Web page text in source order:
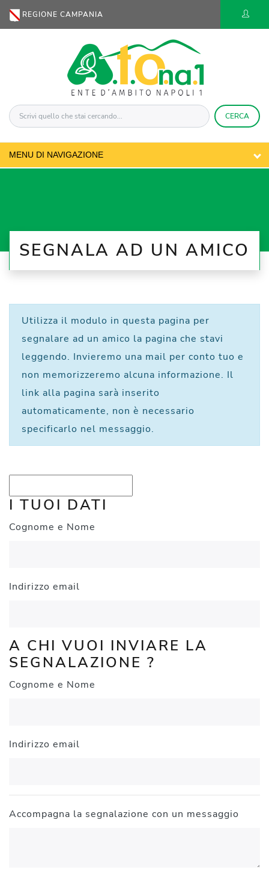
REGIONE CAMPANIA
CERCA
SEGNALA AD UN AMICO
Utilizza il modulo in questa pagina per
segnalare ad un amico la pagina che stavi
leggendo. Invieremo una mail per conto tuo e
non memorizzeremo alcuna informazione. Il
link alla pagina sarà inserito
automaticamente, non è necessario
specificarlo nel messaggio.
I TUOI DATI
Cognome e Nome
Indirizzo email
A CHI VUOI INVIARE LA
SEGNALAZIONE ?
Cognome e Nome
Indirizzo email
Accompagna la segnalazione con un messaggio